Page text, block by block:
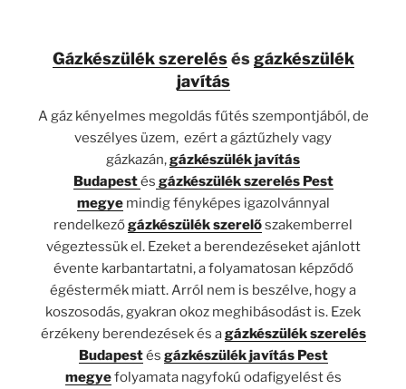
Gázkészülék szerelésésgázkészülék
javítás
A gáz kényelmes megoldás fűtés szempontjából, de
veszélyes üzem, ezért a gáztűzhely vagy
gázkazán,gázkészülék javítás
Budapestés gázkészülék szerelés Pest
megyemindig fényképes igazolvánnyal
rendelkezőgázkészülék szerelőszakemberrel
végeztessük el. Ezeket a berendezéseket ajánlott
évente karbantartatni, a folyamatosan képződő
égéstermék miatt. Arról nem is beszélve, hogy a
koszosodás, gyakran okoz meghibásodást is. Ezek
érzékeny berendezések és agázkészülék szerelés
Budapestés gázkészülék javítás Pest
megyefolyamata nagyfokú odafigyelést és